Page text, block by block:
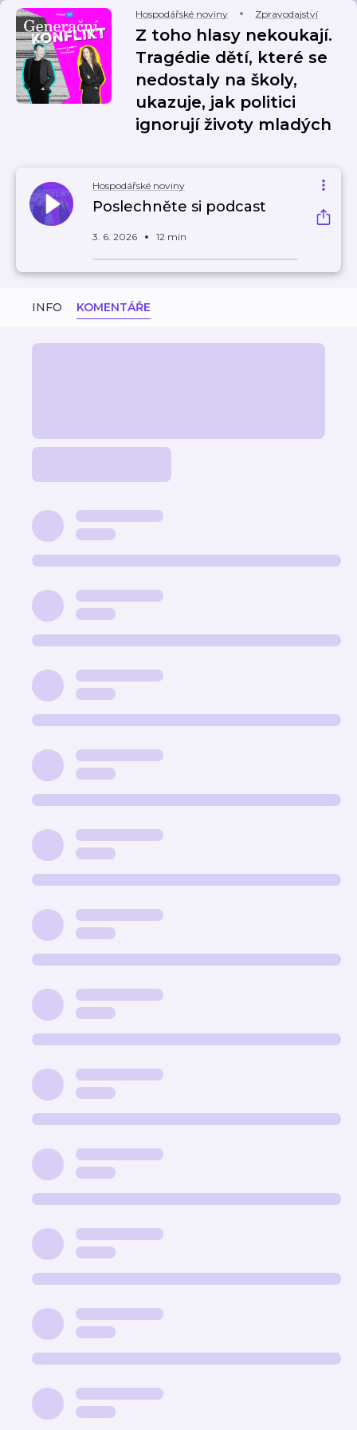
Hospodářské noviny Zpravodajství
Z toho hlasy nekoukají.
Tragédie dětí, které se
nedostaly na školy,
ukazuje, jak politici
ignorují životy mladých
Hospodářské noviny
Poslechněte si podcast
3. 6. 2026 12 min
INFO KOMENTÁŘE